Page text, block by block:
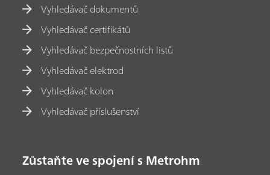
Vyhledávač dokumentů
Vyhledávač certifikátů
Vyhledávač bezpečnostních listů
Vyhledávač elektrod
Vyhledávač kolon
Vyhledávač příslušenství
Zůstaňte ve spojení s Metrohm